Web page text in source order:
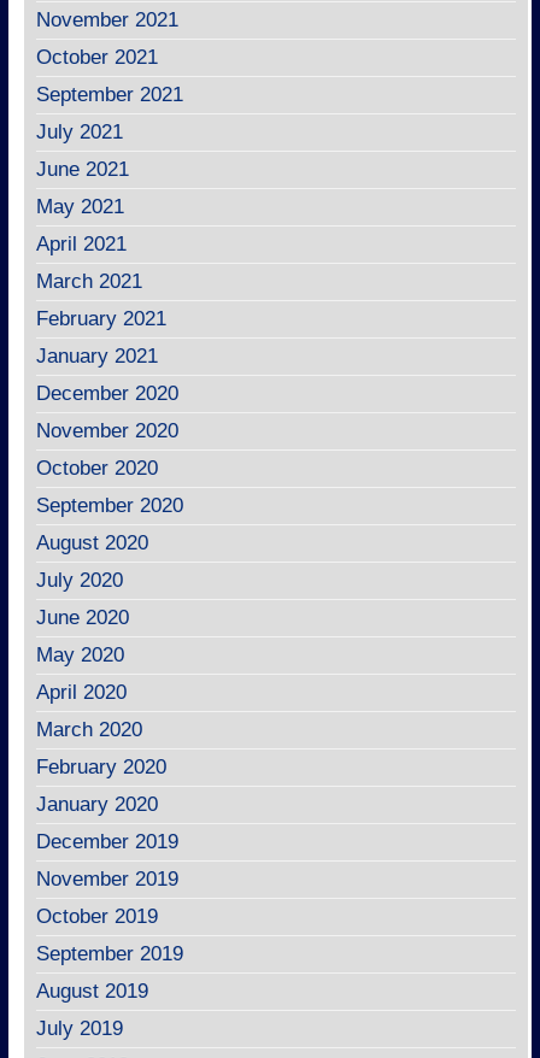
November 2021
October 2021
September 2021
July 2021
June 2021
May 2021
April 2021
March 2021
February 2021
January 2021
December 2020
November 2020
October 2020
September 2020
August 2020
July 2020
June 2020
May 2020
April 2020
March 2020
February 2020
January 2020
December 2019
November 2019
October 2019
September 2019
August 2019
July 2019